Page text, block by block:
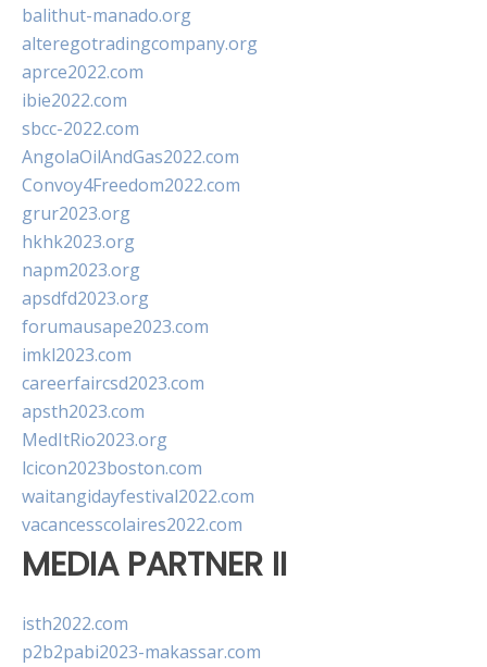
balithut-manado.org
alteregotradingcompany.org
aprce2022.com
ibie2022.com
sbcc-2022.com
AngolaOilAndGas2022.com
Convoy4Freedom2022.com
grur2023.org
hkhk2023.org
napm2023.org
apsdfd2023.org
forumausape2023.com
imkl2023.com
careerfaircsd2023.com
apsth2023.com
MedItRio2023.org
lcicon2023boston.com
waitangidayfestival2022.com
vacancesscolaires2022.com
MEDIA PARTNER II
isth2022.com
p2b2pabi2023-makassar.com